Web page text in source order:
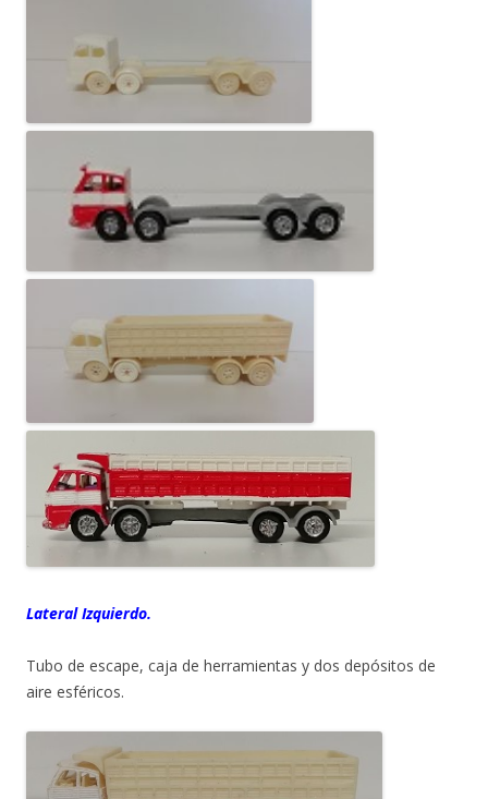
Lateral Izquierdo.
Tubo de escape, caja de herramientas y dos depósitos de
aire esféricos.